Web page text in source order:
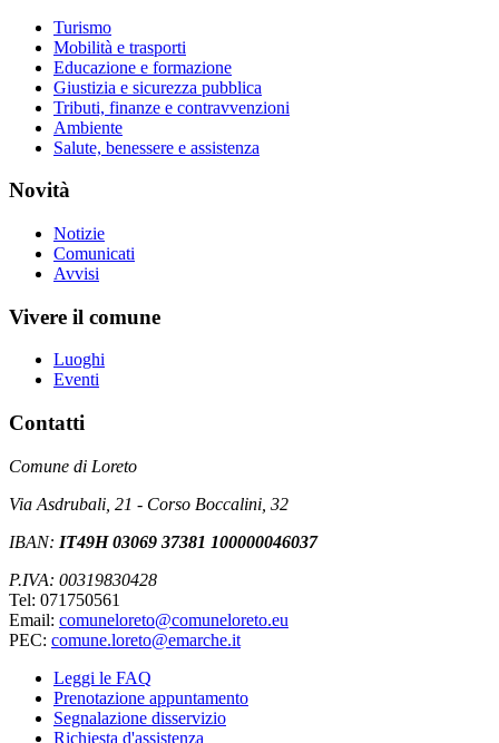
Turismo
Mobilità e trasporti
Educazione e formazione
Giustizia e sicurezza pubblica
Tributi, finanze e contravvenzioni
Ambiente
Salute, benessere e assistenza
Novità
Notizie
Comunicati
Avvisi
Vivere il comune
Luoghi
Eventi
Contatti
Comune di Loreto
Via Asdrubali, 21 - Corso Boccalini, 32
IBAN: IT49H 03069 37381 100000046037
P.IVA: 00319830428
Tel: 071750561
Email: comuneloreto@comuneloreto.eu
PEC: comune.loreto@emarche.it
Leggi le FAQ
Prenotazione appuntamento
Segnalazione disservizio
Richiesta d'assistenza